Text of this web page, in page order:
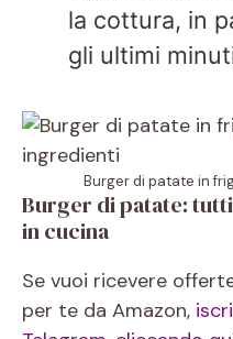
la cottura, in
gli ultimi
Burger di patate in
Burger di patate:
in cucina
Se vuoi ricevere
per te da Amazon,